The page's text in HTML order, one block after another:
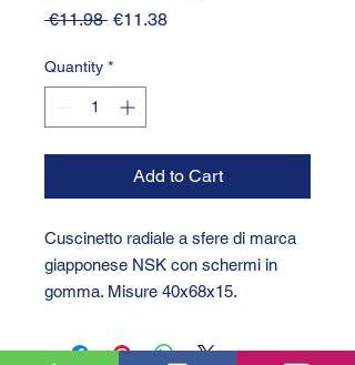
€11.98 Regular
€11.38Sale
Quantity *
Add to Cart
Cuscinetto radiale a sfere di marca
giapponese NSK con schermi in
gomma. Misure 40x68x15.